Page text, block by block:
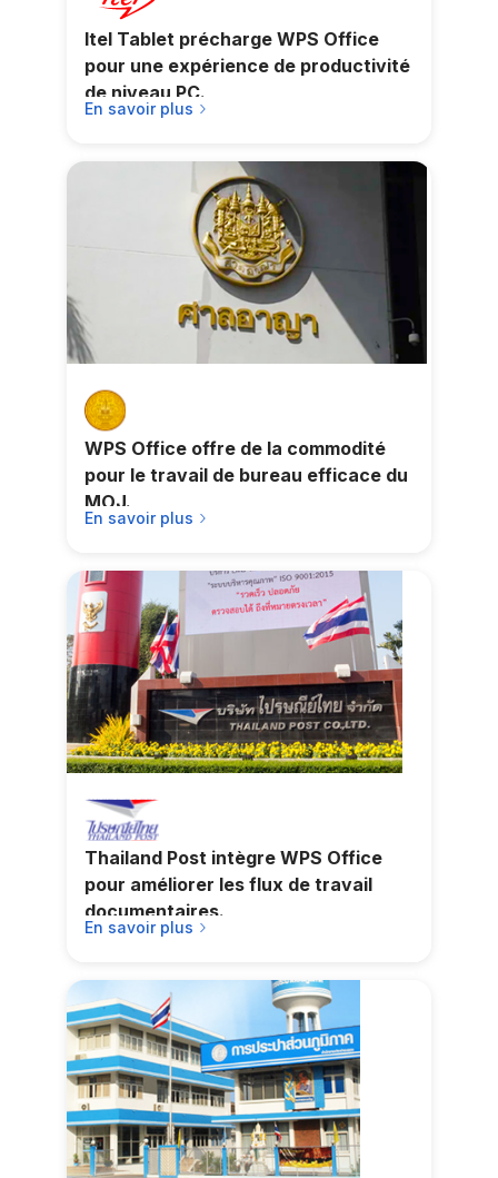
Itel Tablet précharge WPS Office
pour une expérience de productivité
de niveau PC.
En savoir plus
WPS Office offre de la commodité
pour le travail de bureau efficace du
MOJ.
En savoir plus
Thailand Post intègre WPS Office
pour améliorer les flux de travail
documentaires.
En savoir plus